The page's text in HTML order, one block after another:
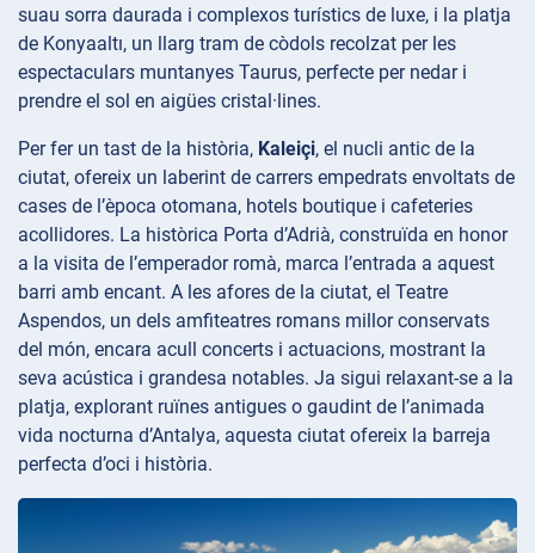
suau sorra daurada i complexos turístics de luxe, i la platja
de Konyaaltı, un llarg tram de còdols recolzat per les
espectaculars muntanyes Taurus, perfecte per nedar i
prendre el sol en aigües cristal·lines.
Per fer un tast de la història, Kaleiçi, el nucli antic de la
ciutat, ofereix un laberint de carrers empedrats envoltats de
cases de l’època otomana, hotels boutique i cafeteries
acollidores. La històrica Porta d’Adrià, construïda en honor
a la visita de l’emperador romà, marca l’entrada a aquest
barri amb encant. A les afores de la ciutat, el Teatre
Aspendos, un dels amfiteatres romans millor conservats
del món, encara acull concerts i actuacions, mostrant la
seva acústica i grandesa notables. Ja sigui relaxant-se a la
platja, explorant ruïnes antigues o gaudint de l’animada
vida nocturna d’Antalya, aquesta ciutat ofereix la barreja
perfecta d’oci i història.